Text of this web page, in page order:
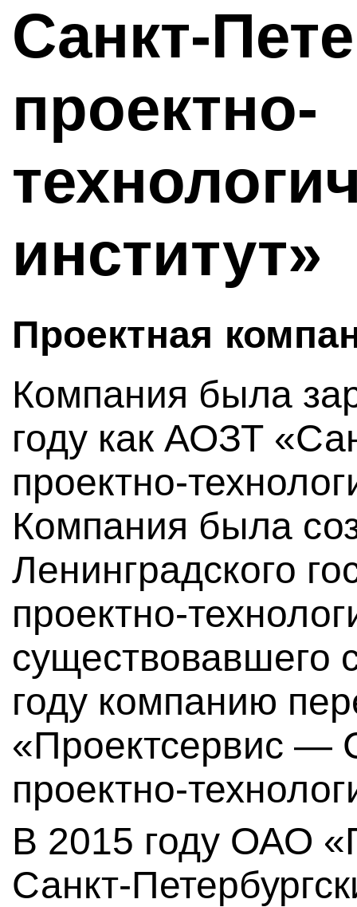
Санкт-
проектно-
институт»
Проектная
Компания была
году как АОЗТ
проектно-
Компания была
Ленинградского
проектно-
существовавшего
году компанию
«Проектсервис —
проектно-
В 2015 году ОАО
Санкт-